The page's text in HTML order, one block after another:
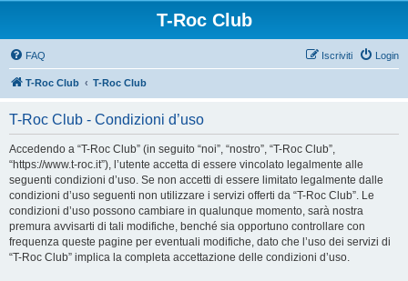
T-Roc Club
FAQ Login
Iscriviti
T-Roc Club T-Roc Club
T-Roc Club - Condizioni d’uso
Accedendo a “T-Roc Club” (in seguito “noi”, “nostro”, “T-Roc Club”,
“https://www.t-roc.it”), l’utente accetta di essere vincolato legalmente alle
seguenti condizioni d’uso. Se non accetti di essere limitato legalmente dalle
condizioni d’uso seguenti non utilizzare i servizi offerti da “T-Roc Club”. Le
condizioni d’uso possono cambiare in qualunque momento, sarà nostra
premura avvisarti di tali modifiche, benché sia opportuno controllare con
frequenza queste pagine per eventuali modifiche, dato che l’uso dei servizi di
“T-Roc Club” implica la completa accettazione delle condizioni d’uso.